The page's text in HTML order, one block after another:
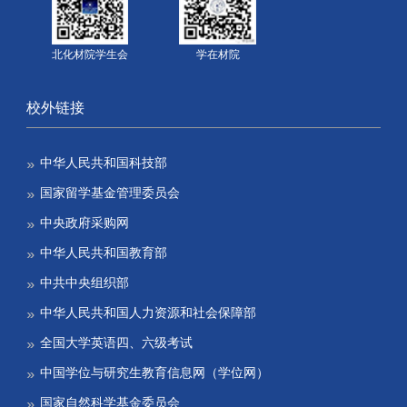
北化材院学生会 学在材院
校外链接
中华人民共和国科技部
国家留学基金管理委员会
中央政府采购网
中华人民共和国教育部
中共中央组织部
中华人民共和国人力资源和社会保障部
全国大学英语四、六级考试
中国学位与研究生教育信息网（学位网）
国家自然科学基金委员会